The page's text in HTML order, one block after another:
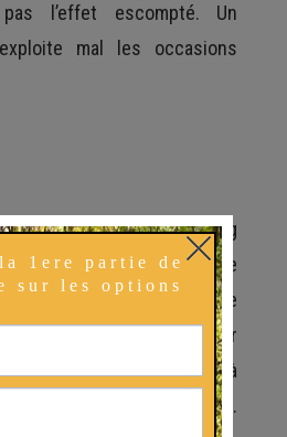
l’effet escompté. Un
mal les occasions
Appel de Marge ». Ce long
sur un évènement. Une
risque la faillite à cause
Alors pour sauver
équipe de traders se met à
ces parts indésirables.